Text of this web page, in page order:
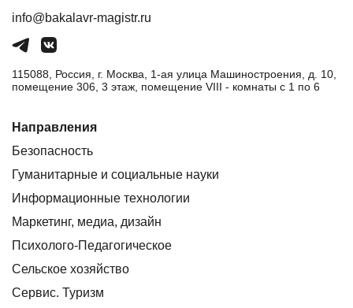
info@bakalavr-magistr.ru
115088, Россия, г. Москва, 1-ая улица Машиностроения, д. 10,
помещение 306, 3 этаж, помещение VIII - комнаты с 1 по 6
Направления
Безопасность
Гуманитарные и социальные науки
Информационные технологии
Маркетинг, медиа, дизайн
Психолого-Педагогическое
Сельское хозяйство
Сервис. Туризм